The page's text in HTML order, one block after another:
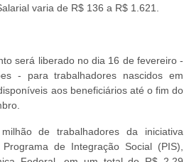
varia de R$ 136 a R$ 1.621.
será liberado no dia 16 de fevereiro -
- para trabalhadores nascidos em
aos beneficiários até o fim do
de trabalhadores da iniciativa
de Integração Social (PIS),